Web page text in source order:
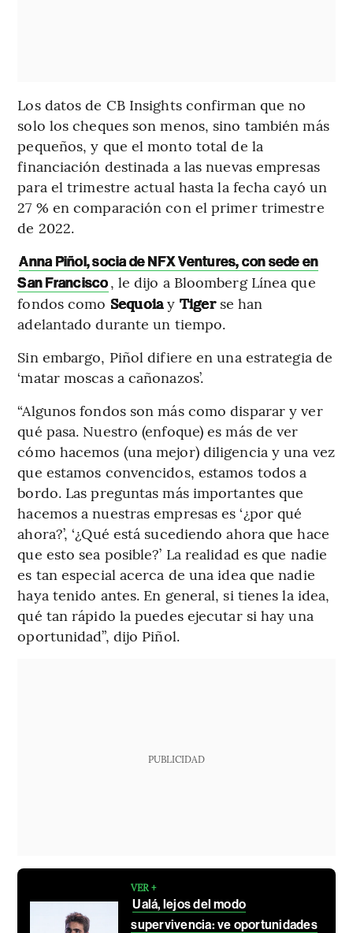
Los datos de CB Insights confirman que no
solo los cheques son menos, sino también más
pequeños, y que el monto total de la
financiación destinada a las nuevas empresas
para el trimestre actual hasta la fecha cayó un
27 % en comparación con el primer trimestre
de 2022.
Anna Piñol, socia de NFX Ventures, con sede en
San Francisco, le dijo a Bloomberg Línea que
fondos como Sequoiay Tigerse han
adelantado durante un tiempo.
Sin embargo, Piñol difiere en una estrategia de
‘matar moscas a cañonazos’.
“Algunos fondos son más como disparar y ver
qué pasa. Nuestro (enfoque) es más de ver
cómo hacemos (una mejor) diligencia y una vez
que estamos convencidos, estamos todos a
bordo. Las preguntas más importantes que
hacemos a nuestras empresas es ‘¿por qué
ahora?’, ‘¿Qué está sucediendo ahora que hace
que esto sea posible?’ La realidad es que nadie
es tan especial acerca de una idea que nadie
haya tenido antes. En general, si tienes la idea,
qué tan rápido la puedes ejecutar si hay una
oportunidad”, dijo Piñol.
PUBLICIDAD
VER +
Ualá, lejos del modo
supervivencia: ve oportunidades